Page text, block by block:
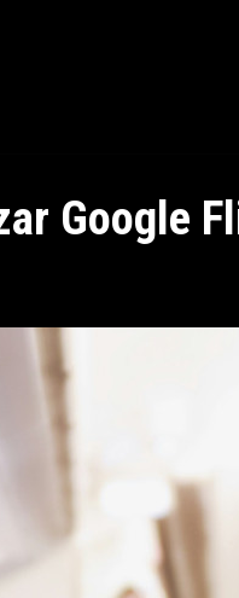
Google